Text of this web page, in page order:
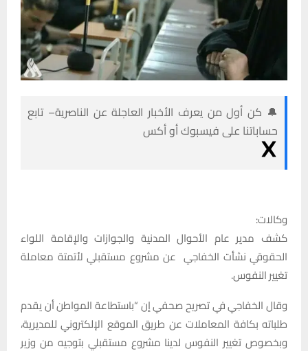
🔔 كن أول من يعرف الأخبار العاجلة عن الناصرية– تابع
حساباتنا على فيسبوك أو أكس
وكالات:
كشف مدير عام الأحوال المدنية والجوازات والإقامة اللواء
الحقوقي نشأت الخفاجي عن مشروع مستقبلي لأتمتة معاملة
تغيير النفوس.
وقال الخفاجي في تصريح صحفي إن “باستطاعة المواطن أن يقدم
طلباته بكافة المعاملات عن طريق الموقع الإلكتروني للمديرية،
وبخصوص تغيير النفوس لدينا مشروع مستقبلي بتوجيه من وزير